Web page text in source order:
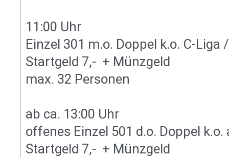
11:00 Uhr
Einzel 301 m.o. Doppel k.o. C-Liga
Startgeld 7,-  + Münzgeld
max. 32 Personen
ab ca. 13:00 Uhr
offenes Einzel 501 d.o. Doppel k.o.
Startgeld 7,-  + Münzgeld